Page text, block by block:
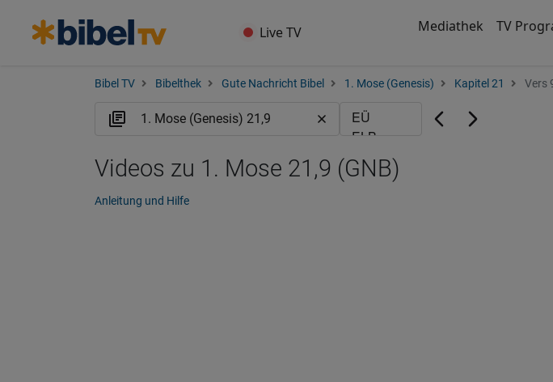
Live TV Mediathek TV
Bibel TV Bibelthek Gute Nachricht Bibel 1. Mose (Genesis) Kapitel 21 Vers
Videos zu 1. Mose 21,9 (GNB)
Anleitung und Hilfe